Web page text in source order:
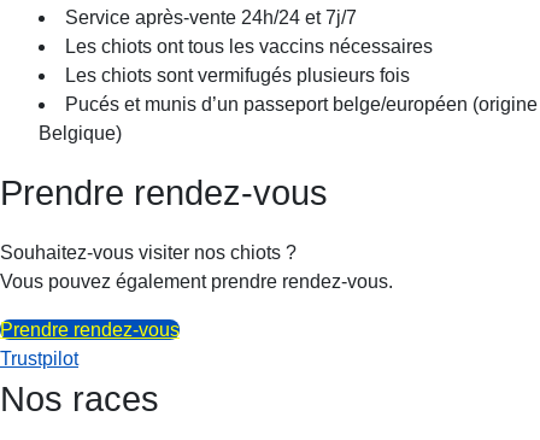
Service après-vente 24h/24 et 7j/7
Les chiots ont tous les vaccins nécessaires
Les chiots sont vermifugés plusieurs fois
Pucés et munis d’un passeport belge/européen (origine
Belgique)
Prendre rendez-vous
Souhaitez-vous visiter nos chiots ?
Vous pouvez également prendre rendez-vous.
Prendre rendez-vous
Trustpilot
Nos races